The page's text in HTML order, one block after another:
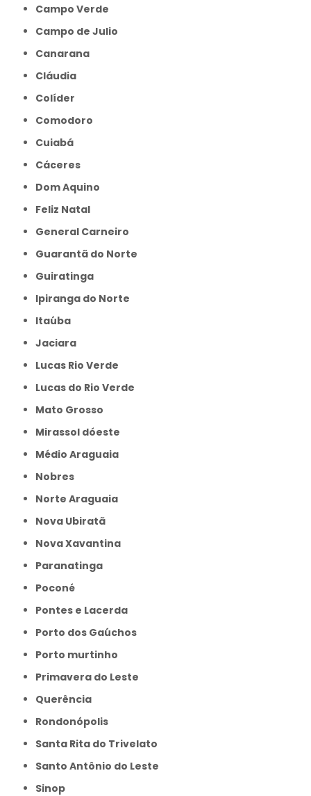
Campo Verde
Campo de Julio
Canarana
Cláudia
Colíder
Comodoro
Cuiabá
Cáceres
Dom Aquino
Feliz Natal
General Carneiro
Guarantã do Norte
Guiratinga
Ipiranga do Norte
Itaúba
Jaciara
Lucas Rio Verde
Lucas do Rio Verde
Mato Grosso
Mirassol dóeste
Médio Araguaia
Nobres
Norte Araguaia
Nova Ubiratã
Nova Xavantina
Paranatinga
Poconé
Pontes e Lacerda
Porto dos Gaúchos
Porto murtinho
Primavera do Leste
Querência
Rondonópolis
Santa Rita do Trivelato
Santo Antônio do Leste
Sinop